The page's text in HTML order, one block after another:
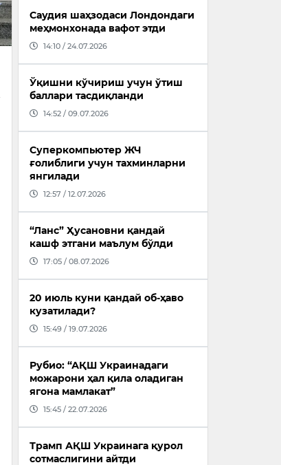
Саудия шаҳзодаси Лондондаги
меҳмонхонада вафот этди
14:10 / 24.07.2026
Ўқишни кўчириш учун ўтиш
баллари тасдиқланди
14:52 / 09.07.2026
Суперкомпьютер ЖЧ
ғолиблиги учун тахминларни
янгилади
12:57 / 12.07.2026
“Ланс” Ҳусановни қандай
кашф этгани маълум бўлди
17:05 / 08.07.2026
20 июль куни қандай об-ҳаво
кузатилади?
15:49 / 19.07.2026
Рубио: “АҚШ Украинадаги
можарони ҳал қила оладиган
ягона мамлакат”
15:45 / 22.07.2026
Трамп АҚШ Украинага қурол
сотмаслигини айтди